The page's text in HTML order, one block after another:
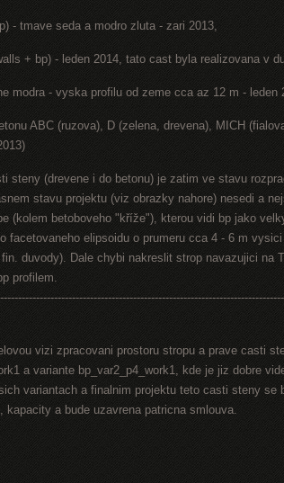
- tmave seda a modro zluta - zari 2013,
+ bp) - leden 2014, tato cast byla realizovana v
modra - vyska profilu od zeme cca az 12 m - leden
ABC (ruzova), D (zelena, drevena), MICH
steny (drevene i do betonu) je zatim ve stavu
stavu projektu (viz obrazky nahore) nesedi a
(kolem betoboveho "kříže"), kterou vidi bp jako
facetovaneho elipsoidu o prumeru cca 4 - 6 m
duvody). Dale chybi nakreslit strop navazujici na
profilem.
vizi zpracovani prostoru stropu a prave casti
a variante bp_var2_p4_work1, kde je jiz dobre
variantach a finalnim projektu teto casti steny se
kapacity a bude uzavrena patricna smlouva.